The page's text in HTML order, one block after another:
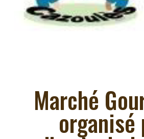
Marché
organisé